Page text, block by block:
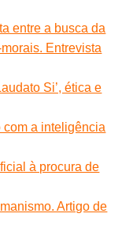
entre a busca da
Entrevista
Si’, ética e
a inteligência
à procura de
Artigo de